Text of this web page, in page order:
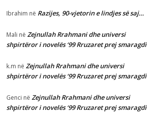
Ibrahim në Razijes, 90-vjetorin e lindjes së saj…
Mali në Zejnullah Rrahmani dhe universi
shpirtëror i novelës ‘99 Rruzaret prej smaragdi
k.m në Zejnullah Rrahmani dhe universi
shpirtëror i novelës ‘99 Rruzaret prej smaragdi
Genci në Zejnullah Rrahmani dhe universi
shpirtëror i novelës ‘99 Rruzaret prej smaragdi